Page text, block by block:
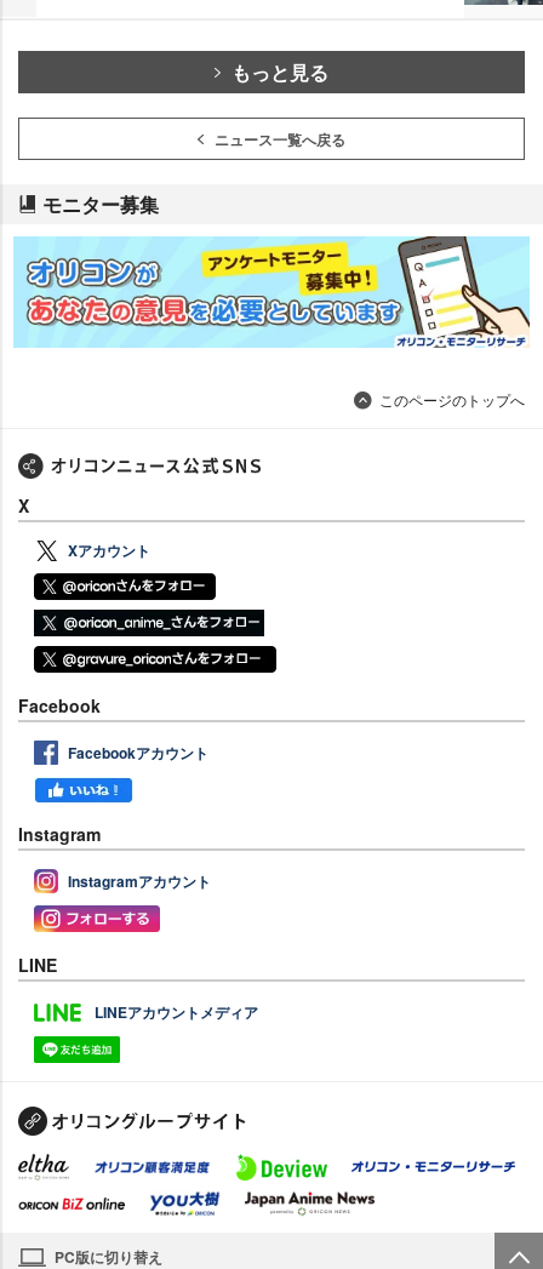
もっと見る
ニュース一覧へ戻る
モニター募集
このページのトップへ
X
Xアカウント
Facebook
Facebookアカウント
Instagram
Instagramアカウント
LINE
LINEアカウントメディア
PC版に切り替え